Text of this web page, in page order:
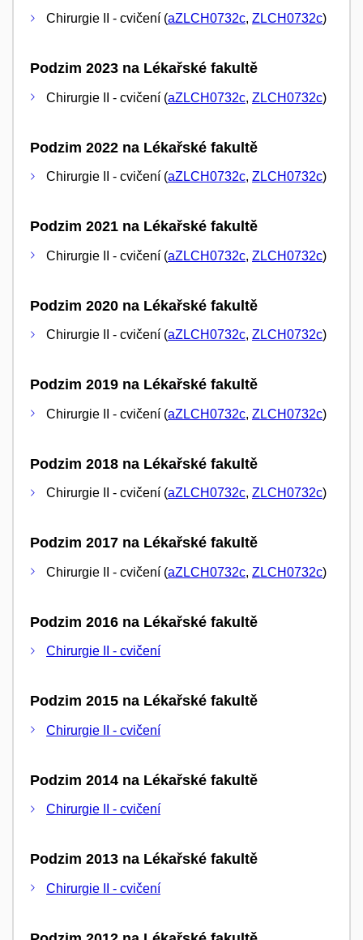
Chirurgie II - cvičení (aZLCH0732c, ZLCH0732c)
Podzim 2023 na Lékařské fakultě
Chirurgie II - cvičení (aZLCH0732c, ZLCH0732c)
Podzim 2022 na Lékařské fakultě
Chirurgie II - cvičení (aZLCH0732c, ZLCH0732c)
Podzim 2021 na Lékařské fakultě
Chirurgie II - cvičení (aZLCH0732c, ZLCH0732c)
Podzim 2020 na Lékařské fakultě
Chirurgie II - cvičení (aZLCH0732c, ZLCH0732c)
Podzim 2019 na Lékařské fakultě
Chirurgie II - cvičení (aZLCH0732c, ZLCH0732c)
Podzim 2018 na Lékařské fakultě
Chirurgie II - cvičení (aZLCH0732c, ZLCH0732c)
Podzim 2017 na Lékařské fakultě
Chirurgie II - cvičení (aZLCH0732c, ZLCH0732c)
Podzim 2016 na Lékařské fakultě
Chirurgie II - cvičení
Podzim 2015 na Lékařské fakultě
Chirurgie II - cvičení
Podzim 2014 na Lékařské fakultě
Chirurgie II - cvičení
Podzim 2013 na Lékařské fakultě
Chirurgie II - cvičení